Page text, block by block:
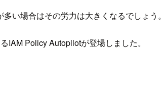
い場合はその労力は大きくなるでしょう。
Policy Autopilotが登場しました。